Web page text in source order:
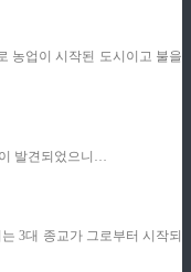
농업이 시작된 도시이고 불을
발견되었으니…
3대 종교가 그로부터 시작되